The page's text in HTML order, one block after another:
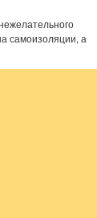
самоизоляции, а